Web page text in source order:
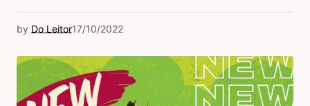
by Do Leitor17/10/2022